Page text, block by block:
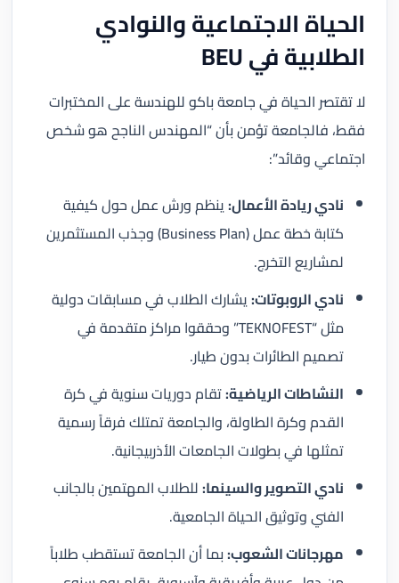
الحياة الاجتماعية والنوادي
الطلابية في BEU
لا تقتصر الحياة في جامعة باكو للهندسة على المختبرات
فقط، فالجامعة تؤمن بأن “المهندس الناجح هو شخص
اجتماعي وقائد”:
نادي ريادة الأعمال:ينظم ورش عمل حول كيفية
كتابة خطة عمل (Business Plan) وجذب المستثمرين
لمشاريع التخرج.
نادي الروبوتات:يشارك الطلاب في مسابقات دولية
مثل “TEKNOFEST” وحققوا مراكز متقدمة في
تصميم الطائرات بدون طيار.
النشاطات الرياضية:تقام دوريات سنوية في كرة
القدم وكرة الطاولة، والجامعة تمتلك فرقاً رسمية
تمثلها في بطولات الجامعات الأذربيجانية.
نادي التصوير والسينما:للطلاب المهتمين بالجانب
الفني وتوثيق الحياة الجامعية.
مهرجانات الشعوب:بما أن الجامعة تستقطب طلاباً